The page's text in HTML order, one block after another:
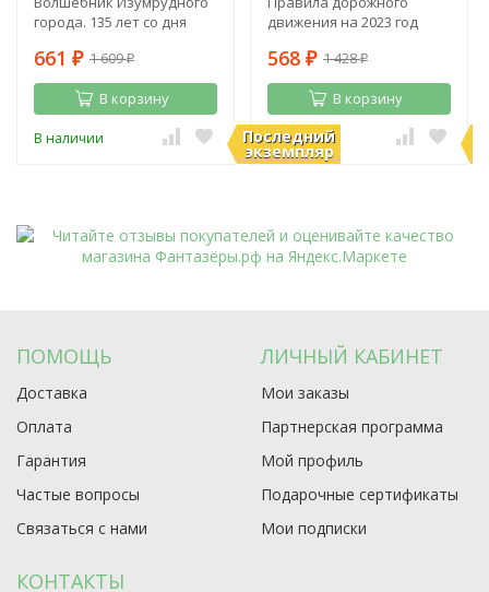
города. 135 лет со дня
661 ₽ 1 609₽
В корзину
В наличии Последний
экземпляр
движения на 2023 год
568 ₽ 1 428₽
В корзину
В наличии
ПОМОЩЬ
Доставка
Оплата
Гарантия
Частые вопросы
Связаться с нами
ЛИЧНЫЙ КАБИНЕТ
Мои заказы
Партнерская программа
Мой профиль
Подарочные сертификаты
Мои подписки
КОНТАКТЫ